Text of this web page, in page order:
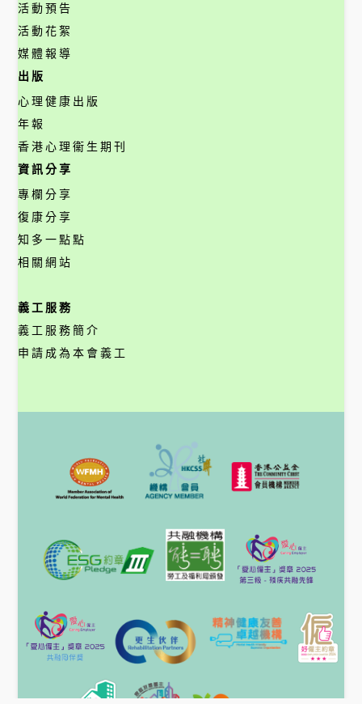
活動預告
活動花絮
媒體報導
出版
心理健康出版
年報
香港心理衞生期刊
資訊分享
專欄分享
復康分享
知多一點點
相關網站
義工服務
義工服務簡介
申請成為本會義工